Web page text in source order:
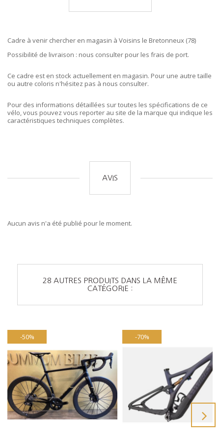
Cadre à venir chercher en magasin à Voisins le Bretonneux (78)
Possibilité de livraison : nous consulter pour les frais de port.
Ce cadre est en stock actuellement en magasin. Pour une autre taille
ou autre coloris n'hésitez pas à nous consulter.
Pour des informations détaillées sur toutes les spécifications de ce
vélo, vous pouvez vous reporter au site de la marque qui indique les
caractéristiques techniques complètes.
AVIS
Aucun avis n'a été publié pour le moment.
28 AUTRES PRODUITS DANS LA MÊME
CATÉGORIE :
-50% -70%